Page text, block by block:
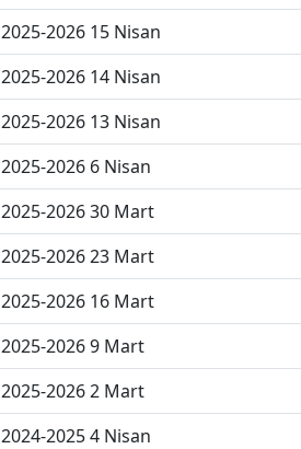
2025-2026 15 Nisan
2025-2026 14 Nisan
2025-2026 13 Nisan
2025-2026 6 Nisan
2025-2026 30 Mart
2025-2026 23 Mart
2025-2026 16 Mart
2025-2026 9 Mart
2025-2026 2 Mart
2024-2025 4 Nisan